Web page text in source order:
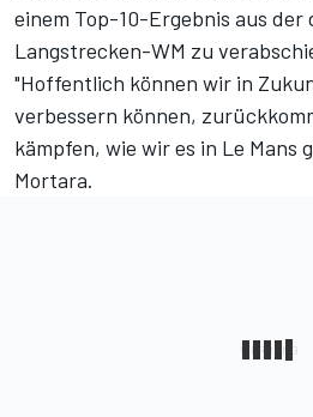
einem Top-10-Ergebnis aus der
Langstrecken-WM zu
"Hoffentlich können wir in
verbessern können,
kämpfen, wie wir es in Le Mans
Mortara.